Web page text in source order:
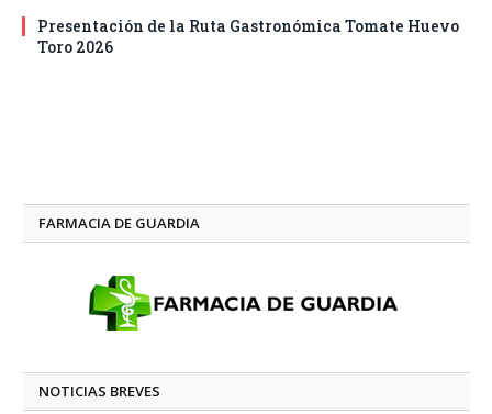
Presentación de la Ruta Gastronómica Tomate Huevo
Toro 2026
FARMACIA DE GUARDIA
NOTICIAS BREVES